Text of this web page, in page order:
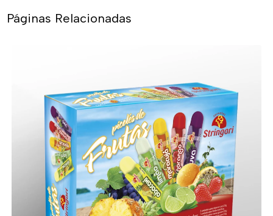
Páginas Relacionadas